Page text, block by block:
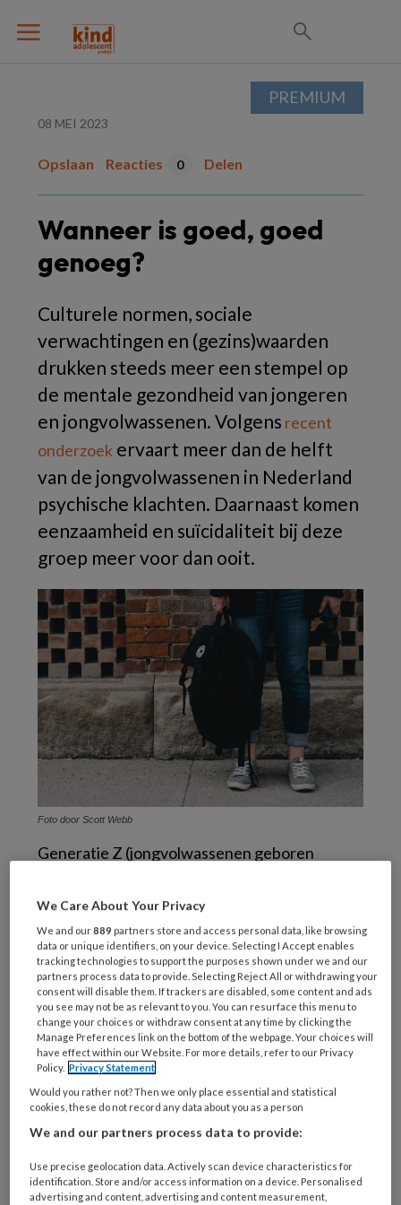
08 MEI 2023
Opslaan Reacties 0 Delen
Wanneer is goed, goed
genoeg?
Culturele normen, sociale
verwachtingen en (gezins)waarden
drukken steeds meer een stempel op
de mentale gezondheid van jongeren
en jongvolwassenen. Volgens recent
onderzoek ervaart meer dan de helft
van de jongvolwassenen in Nederland
psychische klachten. Daarnaast komen
eenzaamheid en suïcidaliteit bij deze
groep meer voor dan ooit.
Foto door Scott Webb
Generatie Z (jongvolwassenen geboren
verwachtingen waar het leven aan moet
voldoen. Die verwachtingen gaan niet alleen
over hoe het leven eruit zou moeten zien en
wat je allemaal moet bereiken, maar ook over
hoe je lijf en je relatie eruit moeten zien en wat
voor droombaan je moet krijgen. Ook de
groeiende druk van ouders speelt een rol; zij
vinden steeds vaker dat hun kind moet
uitblinken en zetten tutors en
studiebegeleiders in om het in hun ogen
hoogst haalbare te bereiken. Maar wanneer is
goed, goed genoeg?
PREMIUM
We Care About Your Privacy
We and our889 partners store and access personal data, like browsing
data or unique identifiers, on your device. Selecting I Accept enables
tracking technologies to support the purposes shown under we and our
partners process data to provide. Selecting Reject All or withdrawing your
consent will disable them. If trackers are disabled, some content and ads
you see may not be as relevant to you. You can resurface this menu to
change your choices or withdraw consent at any time by clicking the
Manage Preferences link on the bottom of the webpage. Your choices will
have effect within our Website. For more details, refer to our Privacy
Policy. Privacy Statement
Would you rather not? Then we only place essential and statistical
cookies, these do not record any data about you as a person
We and our partners process data to provide:
Use precise geolocation data. Actively scan device characteristics for
identification. Store and/or access information on a device. Personalised
advertising and content, advertising and content measurement,